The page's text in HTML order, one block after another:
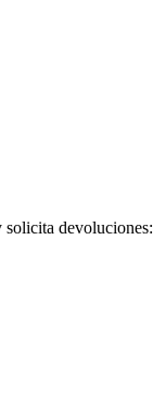
solicita devoluciones: